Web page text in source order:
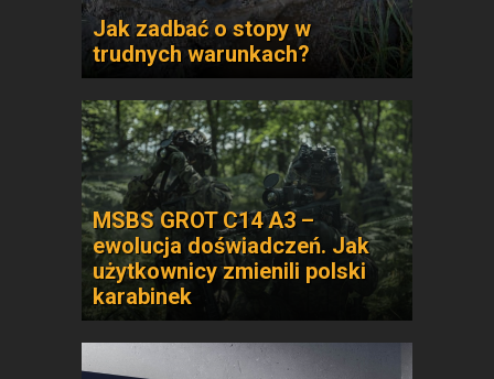
Jak zadbać o stopy w
trudnych warunkach?
MSBS GROT C14 A3 –
ewolucja doświadczeń. Jak
użytkownicy zmienili polski
karabinek